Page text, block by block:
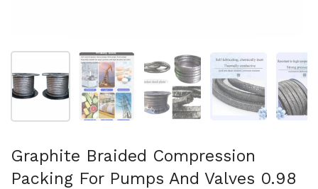
Folie 1 anzeigenFolie 2 anzeigenFolie 3 anzeigenFolie 4 anzeigen
Graphite Braided Compression
Packing For Pumps And Valves 0.98